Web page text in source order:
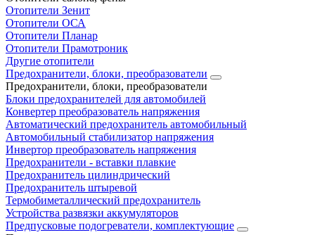
Отопители Зенит
Отопители ОСА
Отопители Планар
Отопители Прамотроник
Другие отопители
Предохранители, блоки, преобразователи
Предохранители, блоки, преобразователи
Блоки предохранителей для автомобилей
Конвертер преобразователь напряжения
Автоматический предохранитель автомобильный
Автомобильный стабилизатор напряжения
Инвертор преобразователь напряжения
Предохранители - вставки плавкие
Предохранитель цилиндрический
Предохранитель штыревой
Термобиметаллический предохранитель
Устройства развязки аккумуляторов
Предпусковые подогреватели, комплектующие